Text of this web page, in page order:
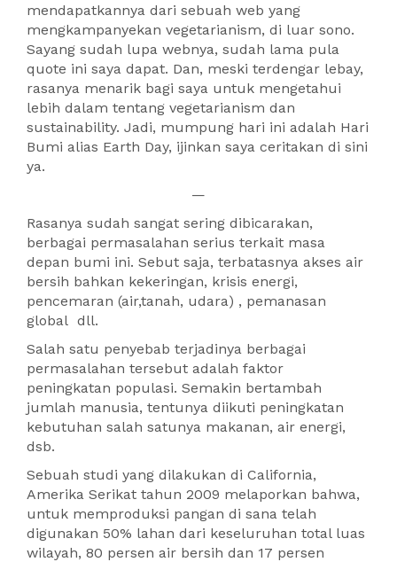
mendapatkannya dari sebuah web yang
mengkampanyekan vegetarianism, di luar sono.
Sayang sudah lupa webnya, sudah lama pula
quote ini saya dapat. Dan, meski terdengar lebay,
rasanya menarik bagi saya untuk mengetahui
lebih dalam tentang vegetarianism dan
sustainability. Jadi, mumpung hari ini adalah Hari
Bumi alias Earth Day, ijinkan saya ceritakan di sini
ya.
—
Rasanya sudah sangat sering dibicarakan,
berbagai permasalahan serius terkait masa
depan bumi ini. Sebut saja, terbatasnya akses air
bersih bahkan kekeringan, krisis energi,
pencemaran (air,tanah, udara) , pemanasan
global dll.
Salah satu penyebab terjadinya berbagai
permasalahan tersebut adalah faktor
peningkatan populasi. Semakin bertambah
jumlah manusia, tentunya diikuti peningkatan
kebutuhan salah satunya makanan, air energi,
dsb.
Sebuah studi yang dilakukan di California,
Amerika Serikat tahun 2009 melaporkan bahwa,
untuk memproduksi pangan di sana telah
digunakan 50% lahan dari keseluruhan total luas
wilayah, 80 persen air bersih dan 17 persen